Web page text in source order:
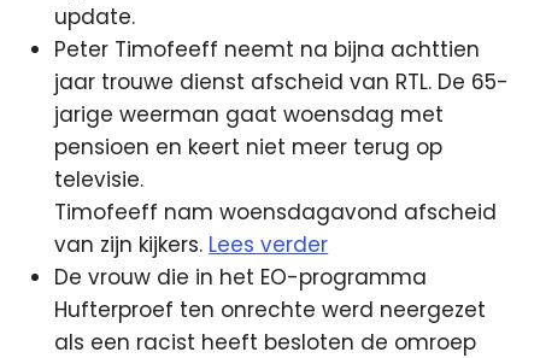
update.
Peter Timofeeff neemt na bijna achttien
jaar trouwe dienst afscheid van RTL. De 65-
jarige weerman gaat woensdag met
pensioen en keert niet meer terug op
televisie.
Timofeeff nam woensdagavond afscheid
van zijn kijkers. Lees verder
De vrouw die in het EO-programma
Hufterproef ten onrechte werd neergezet
als een racist heeft besloten de omroep